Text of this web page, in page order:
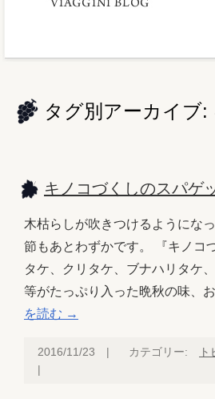
タグ別アーカイブ:
キノコづくしのスパゲ
木枯らしが吹きつけるようにな
節もあとわずかです。 『キノ
タケ、クリタケ、ブナハリタケ
等がたっぷり入った晩秋の味、
を読む →
2016/11/23 | カテゴリー:
|